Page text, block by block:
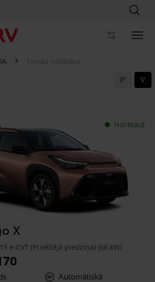
Toyota noliktava
Noliktavā
X
e-CVT (Priekšējā piedziņa) (68 kW)
Automātiskā